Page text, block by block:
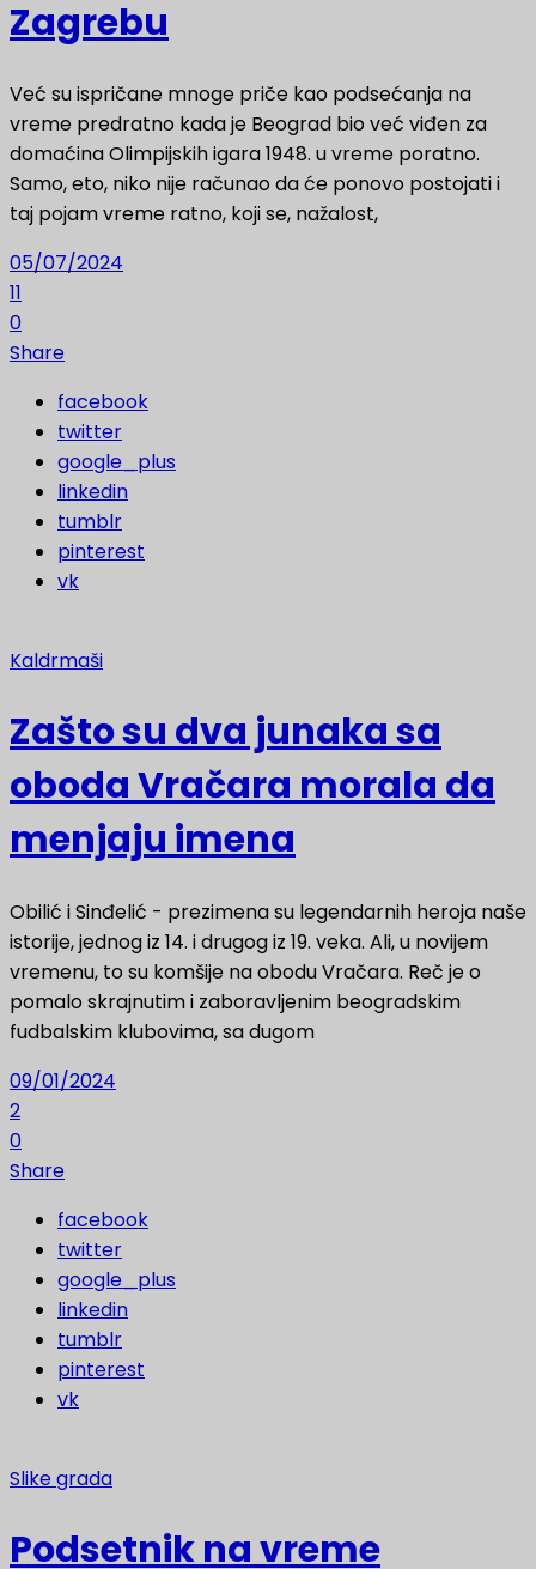
Zagrebu
Već su ispričane mnoge priče kao podsećanja na
vreme predratno kada je Beograd bio već viđen za
domaćina Olimpijskih igara 1948. u vreme poratno.
Samo, eto, niko nije računao da će ponovo postojati i
taj pojam vreme ratno, koji se, nažalost,
05/07/2024
11
0
Share
facebook
twitter
google_plus
linkedin
tumblr
pinterest
vk
Kaldrmaši
Zašto su dva junaka sa
oboda Vračara morala da
menjaju imena
Obilić i Sinđelić - prezimena su legendarnih heroja naše
istorije, jednog iz 14. i drugog iz 19. veka. Ali, u novijem
vremenu, to su komšije na obodu Vračara. Reč je o
pomalo skrajnutim i zaboravljenim beogradskim
fudbalskim klubovima, sa dugom
09/01/2024
2
0
Share
facebook
twitter
google_plus
linkedin
tumblr
pinterest
vk
Slike grada
Podsetnik na vreme